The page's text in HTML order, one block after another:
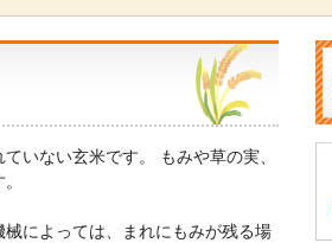
いない玄米です。 もみや草の実、
によっては、まれにもみが残る場